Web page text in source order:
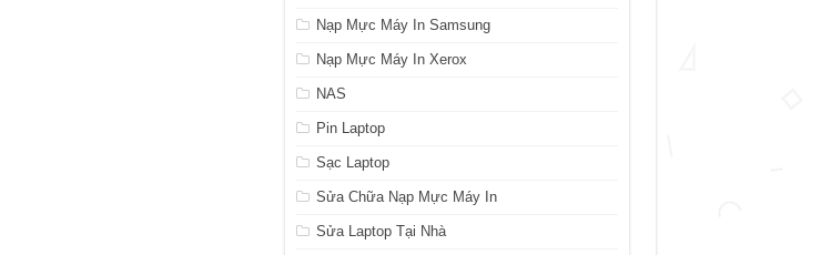
Nạp Mực Máy In Samsung
Nạp Mực Máy In Xerox
NAS
Pin Laptop
Sạc Laptop
Sửa Chữa Nạp Mực Máy In
Sửa Laptop Tại Nhà